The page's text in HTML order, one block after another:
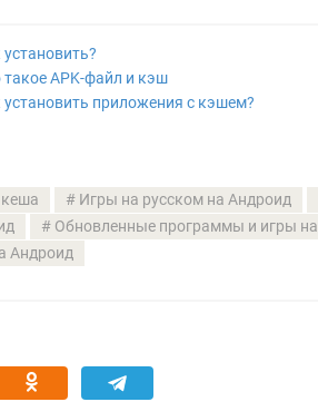
установить?
такое APK-файл и кэш
установить приложения с кэшем?
Игры на русском на Андроид
Обновленные программы и игры на
Андроид